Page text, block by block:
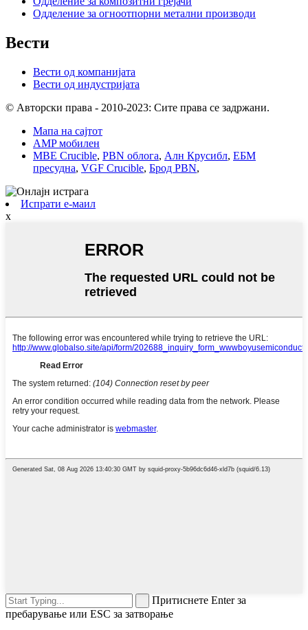
Одделение за огноотпорни метални производи
Вести
Вести од компанијата
Вести од индустријата
© Авторски права - 2010-2023: Сите права се задржани.
Мапа на сајтот
AMP мобилен
MBE Crucible, PBN облога, Алн Крусибл, ЕБМ
пресудна, VGF Crucible, Брод PBN,
Испрати е-маил
x
Притиснете Enter за
пребарување или ESC за затворање